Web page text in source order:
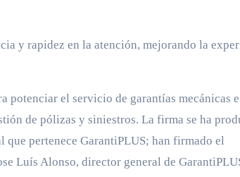
potenciar el servicio de garantías mecánicas
de pólizas y siniestros. La firma se ha
que pertenece GarantiPLUS; han firmado el
Luís Alonso, director general de